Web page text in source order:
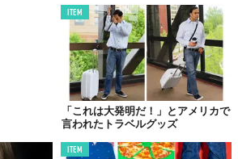
ITEM
「これは大発明だ！」とアメリカで
言われたトラベルグッズ
ITEM